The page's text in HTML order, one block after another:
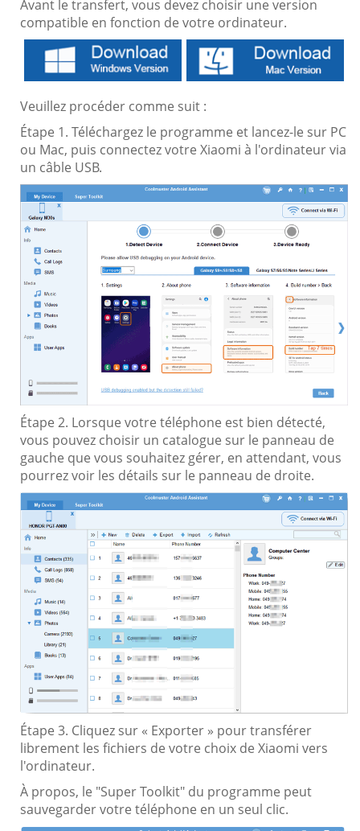
Avant le transfert, vous devez choisir une version
compatible en fonction de votre ordinateur.
Veuillez procéder comme suit :
Étape 1. Téléchargez le programme et lancez-le sur PC
ou Mac, puis connectez votre Xiaomi à l'ordinateur via
un câble USB.
Étape 2. Lorsque votre téléphone est bien détecté,
vous pouvez choisir un catalogue sur le panneau de
gauche que vous souhaitez gérer, en attendant, vous
pourrez voir les détails sur le panneau de droite.
Étape 3. Cliquez sur « Exporter » pour transférer
librement les fichiers de votre choix de Xiaomi vers
l'ordinateur.
À propos, le "Super Toolkit" du programme peut
sauvegarder votre téléphone en un seul clic.